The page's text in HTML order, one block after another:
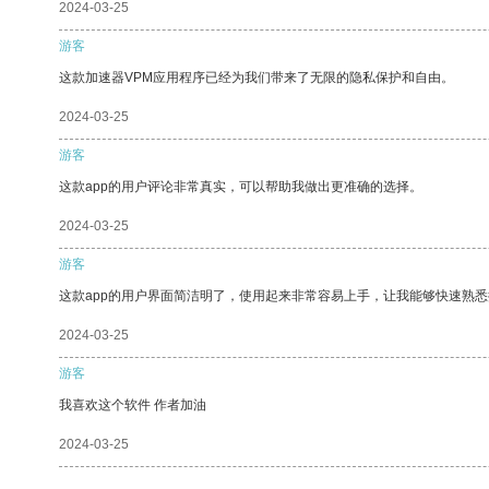
2024-03-25
游客
这款加速器VPM应用程序已经为我们带来了无限的隐私保护和自由。
2024-03-25
游客
这款app的用户评论非常真实，可以帮助我做出更准确的选择。
2024-03-25
游客
这款app的用户界面简洁明了，使用起来非常容易上手，让我能够快速熟
2024-03-25
游客
我喜欢这个软件 作者加油
2024-03-25